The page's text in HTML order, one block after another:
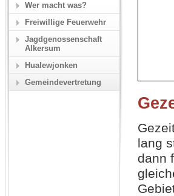
lang
dann
Wer macht was?
Freiwillige Feuerwehr
Jagdgenossenschaft
Alkersum
Hualewjonken
Gemeindevertretung